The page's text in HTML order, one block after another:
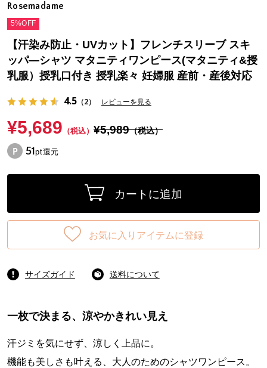
Rosemadame
5%OFF
【汗染み防止・UVカット】フレンチスリーブ スキ
ッパ―シャツ マタニティワンピース(マタニティ&授
乳服）授乳口付き 授乳楽々 妊婦服 産前・産後対応
4.5（2） レビューを見る
¥5,689 （税込） ¥5,989（税込）
51pt還元
カートに追加
お気に入りアイテムに登録
サイズガイド 送料について
一枚で決まる、涼やかきれい見え
汗ジミを気にせず、涼しく上品に。
機能も美しさも叶える、大人のためのシャツワンピース。